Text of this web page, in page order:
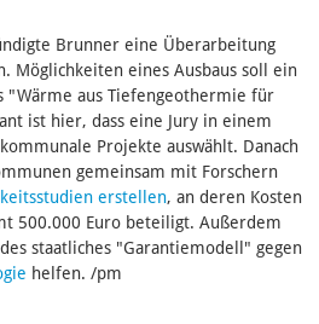
Brunner eine Überarbeitung
Möglichkeiten eines Ausbaus soll ein
"Wärme aus Tiefengeothermie für
ist hier, dass eine Jury in einem
Projekte auswählt. Danach
gemeinsam mit Forschern
erstellen, an deren Kosten
500.000 Euro beteiligt. Außerdem
staatliches "Garantiemodell" gegen
helfen. /pm